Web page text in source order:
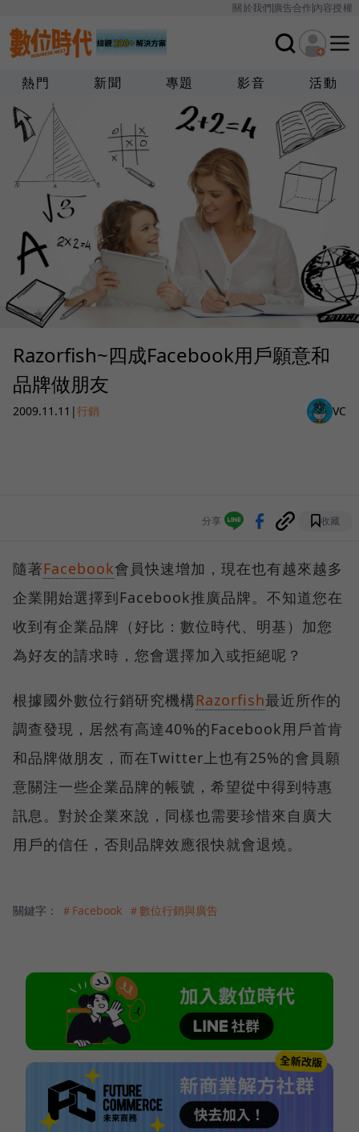
關於我們廣告合作內容授權
熱門 新聞 專題 影音 活動
Razorfish~四成Facebook用戶願意和
品牌做朋友
2009.11.11 |行銷 VC
分享 收藏
隨著Facebook會員快速增加，現在也有越來越多
企業開始選擇到Facebook推廣品牌。不知道您在
收到有企業品牌（好比：數位時代、明基）加您
為好友的請求時，您會選擇加入或拒絕呢？
根據國外數位行銷研究機構Razorfish最近所作的
調查發現，居然有高達40%的Facebook用戶首肯
和品牌做朋友，而在Twitter上也有25%的會員願
意關注一些企業品牌的帳號，希望從中得到特惠
訊息。對於企業來說，同樣也需要珍惜來自廣大
用戶的信任，否則品牌效應很快就會退燒。
關鍵字： ＃Facebook ＃數位行銷與廣告